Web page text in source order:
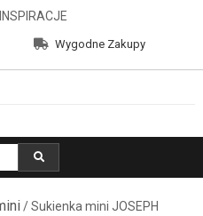
Wygodne Zakupy
/ Sukienka mini JOSEPH